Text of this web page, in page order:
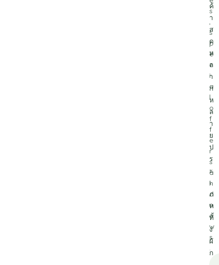
ค้
า
ส
ด
ห
ล
า
ก
ห
ล
า
ย
ป
ร
ะ
เ
ภ
ท
ทั้
ง
ผั
ก
s
,
s
p
e
c
i
a
l
o
f
f
e
r
s
a
n
d
n
e
w
s
.